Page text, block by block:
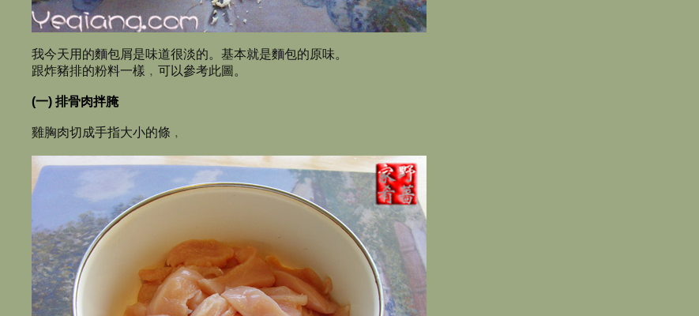
我今天用的麵包屑是味道很淡的。基本就是麵包的原味。
跟炸豬排的粉料一樣﹐可以參考此圖。
(一) 排骨肉拌腌
雞胸肉切成手指大小的條﹐